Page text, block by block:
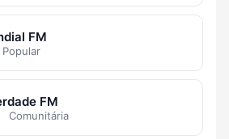
FM
Popular
FM
Comunitária